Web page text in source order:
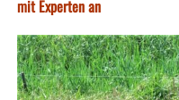
mit Experten an